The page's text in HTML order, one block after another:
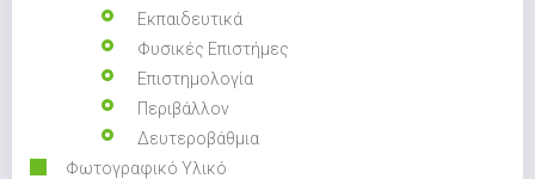
Εκπαιδευτικά
Φυσικές Επιστήμες
Επιστημολογία
Περιβάλλον
Δευτεροβάθμια
Φωτογραφικό Υλικό